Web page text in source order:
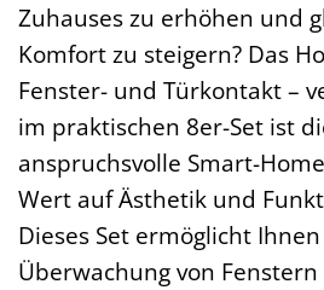
Zuhauses zu erhöhen und
Komfort zu steigern? Das
Fenster- und Türkontakt –
im praktischen 8er-Set ist
anspruchsvolle Smart-
Wert auf Ästhetik und
Dieses Set ermöglicht
Überwachung von